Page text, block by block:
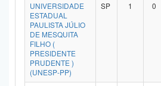
UNIVERSIDADE
ESTADUAL
PAULISTA JÚLIO
DE MESQUITA
FILHO (
PRESIDENTE
PRUDENTE )
(UNESP-PP)
SP 1 0